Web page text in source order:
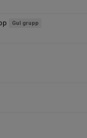
Gul grupp